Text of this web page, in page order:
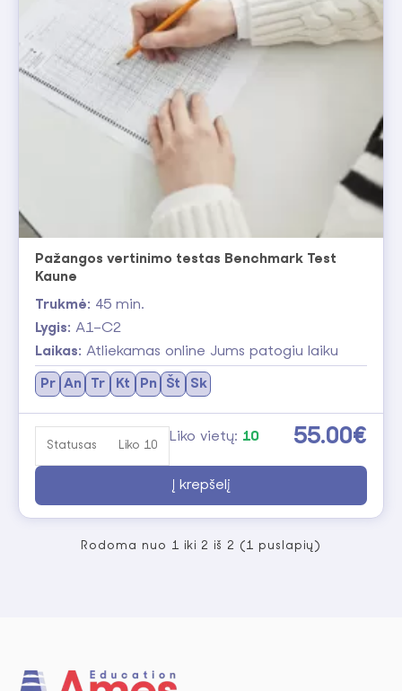
Pažangos vertinimo testas Benchmark Test
Kaune
Trukmė: 45 min.
Lygis: A1–C2
Laikas: Atliekamas online Jums patogiu laiku
Pr An Tr Kt Pn Št Sk
Statusas Liko 10 55.00€
Liko vietų: 10
Į krepšelį
Rodoma nuo 1 iki 2 iš 2 (1 puslapių)